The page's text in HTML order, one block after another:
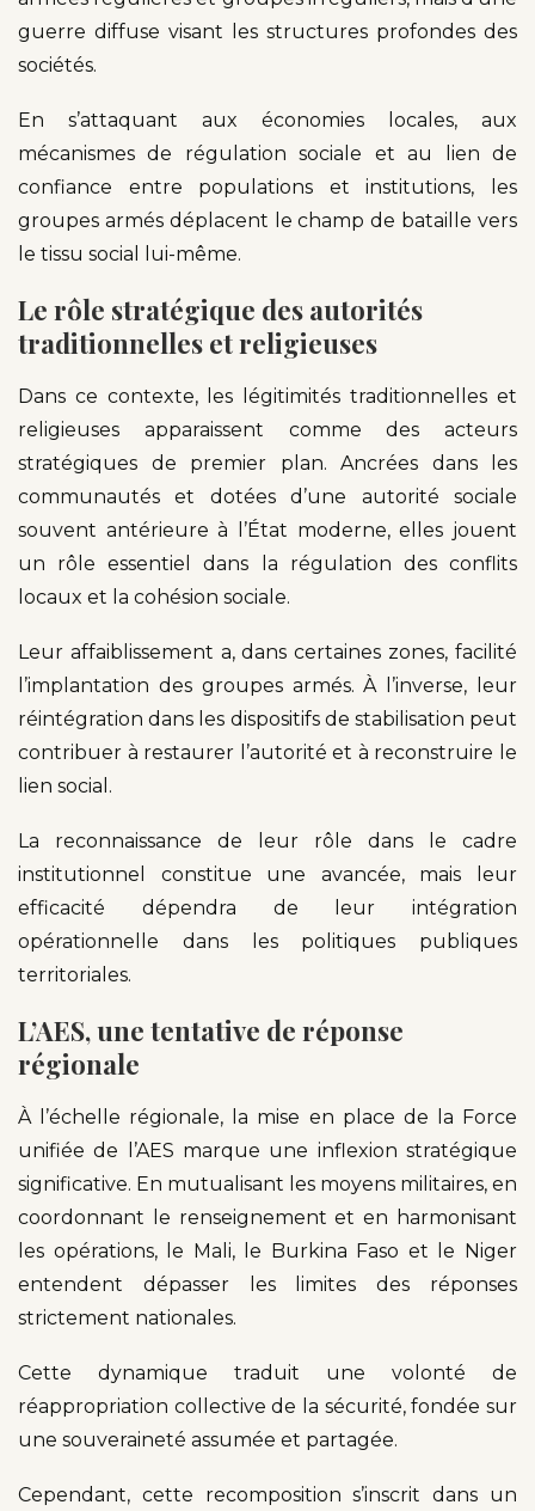
guerre diffuse visant les structures profondes des
sociétés.
En s’attaquant aux économies locales, aux
mécanismes de régulation sociale et au lien de
confiance entre populations et institutions, les
groupes armés déplacent le champ de bataille vers
le tissu social lui-même.
Le rôle stratégique des autorités
traditionnelles et religieuses
Dans ce contexte, les légitimités traditionnelles et
religieuses apparaissent comme des acteurs
stratégiques de premier plan. Ancrées dans les
communautés et dotées d’une autorité sociale
souvent antérieure à l’État moderne, elles jouent
un rôle essentiel dans la régulation des conflits
locaux et la cohésion sociale.
Leur affaiblissement a, dans certaines zones, facilité
l’implantation des groupes armés. À l’inverse, leur
réintégration dans les dispositifs de stabilisation peut
contribuer à restaurer l’autorité et à reconstruire le
lien social.
La reconnaissance de leur rôle dans le cadre
institutionnel constitue une avancée, mais leur
efficacité dépendra de leur intégration
opérationnelle dans les politiques publiques
territoriales.
L’AES, une tentative de réponse
régionale
À l’échelle régionale, la mise en place de la Force
unifiée de l’AES marque une inflexion stratégique
significative. En mutualisant les moyens militaires, en
coordonnant le renseignement et en harmonisant
les opérations, le Mali, le Burkina Faso et le Niger
entendent dépasser les limites des réponses
strictement nationales.
Cette dynamique traduit une volonté de
réappropriation collective de la sécurité, fondée sur
une souveraineté assumée et partagée.
Cependant, cette recomposition s’inscrit dans un